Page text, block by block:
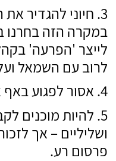
חיוני להגדיר
במקרה הזה בחרנו
לייצר 'הפרעה'
לרוב עם השמאל
אסור לפגוע באף
להיות מוכנים
ושליליים – אך
פרסום רע.